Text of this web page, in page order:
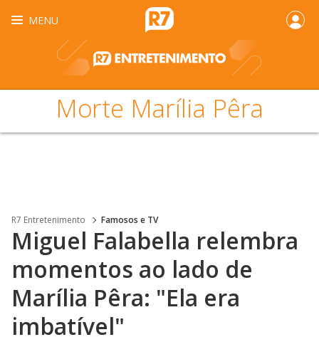
MENU
Morte Marília Pêra
R7 Entretenimento Famosos e TV
Miguel Falabella relembra
momentos ao lado de
Marília Pêra: "Ela era
imbatível"